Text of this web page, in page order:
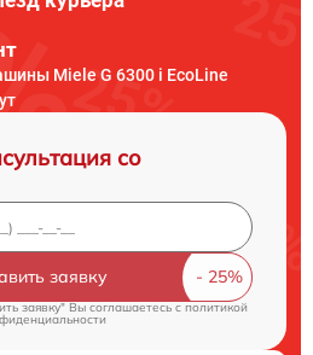
Miele G 6300 i EcoLine
со
заявку
заявку" Вы соглашаетесь cполитикой